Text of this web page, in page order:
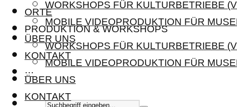
WORKSHOPS FÜR KULTURBETRIEBE
MOBILE VIDEOPRODUKTION FÜR
ÜBER UNS
KONTAKT
···
ORTE
PRODUKTION & WORKSHOPS
WORKSHOPS FÜR KULTURBETRIEBE
MOBILE VIDEOPRODUKTION FÜR
ÜBER UNS
KONTAKT